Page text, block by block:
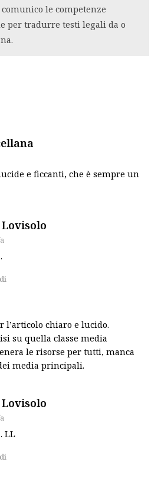
le competenze
per tradurre testi legali da o
e ficcanti, che è sempre un
l’articolo chiaro e lucido.
su quella classe media
le risorse per tutti, manca
media principali.
LL